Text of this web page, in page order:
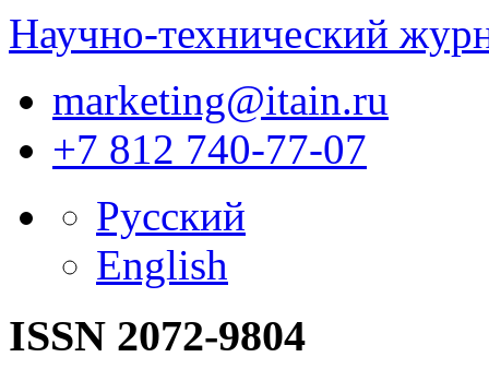
Научно-технический
marketing@itain.ru
+7 812 740-77-07
Русский
English
ISSN 2072-9804